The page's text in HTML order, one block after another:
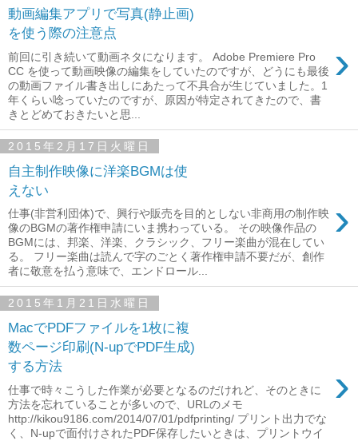
動画編集アプリで写真(静止画)
を使う際の注意点
›
前回に引き続いて動画ネタになります。 Adobe Premiere Pro
CC を使って動画映像の編集をしていたのですが、どうにも最後
の動画ファイル書き出しにあたって不具合が生じていました。1
年くらい唸っていたのですが、原因が特定されてきたので、書
きとどめておきたいと思...
2015年2月17日火曜日
自主制作映像に洋楽BGMは使
えない
›
仕事(非営利団体)で、興行や販売を目的としない非商用の制作映
像のBGMの著作権申請にいま携わっている。 その映像作品の
BGMには、邦楽、洋楽、クラシック、フリー楽曲が混在してい
る。 フリー楽曲は読んで字のごとく著作権申請不要だが、創作
者に敬意を払う意味で、エンドロール...
2015年1月21日水曜日
MacでPDFファイルを1枚に複
数ページ印刷(N-upでPDF生成)
する方法
›
仕事で時々こうした作業が必要となるのだけれど、そのときに
方法を忘れていることが多いので、URLのメモ
http://kikou9186.com/2014/07/01/pdfprinting/ プリント出力でな
く、N-upで面付けされたPDF保存したいときは、プリントウイ